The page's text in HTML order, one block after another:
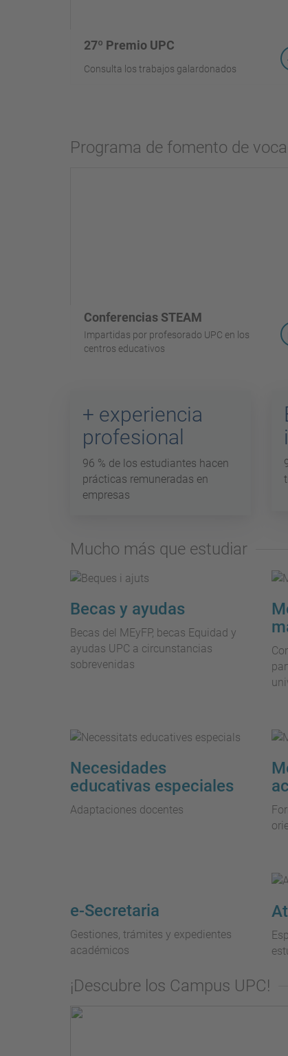
27º Premio UPC
Consulta los trabajos galardonados
Programa de fomento de
Conferencias STEAM
Impartidas por profesorado UPC en los
centros educativos
+ experiencia
profesional
96 % de los estudiantes hacen
prácticas remuneradas en
empresas
Mucho más que estudiar
Becas y ayudas
Becas del MEyFP, becas Equidad y
ayudas UPC a circunstancias
sobrevenidas
Necesidades
educativas especiales
Adaptaciones docentes
e-Secretaria
Gestiones, trámites y expedientes
académicos
¡Descubre los Campus UPC!